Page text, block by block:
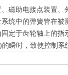
磁助电接点装置
统中的弹簧管在
定于齿轮轴上的
瞬时，致使控制系